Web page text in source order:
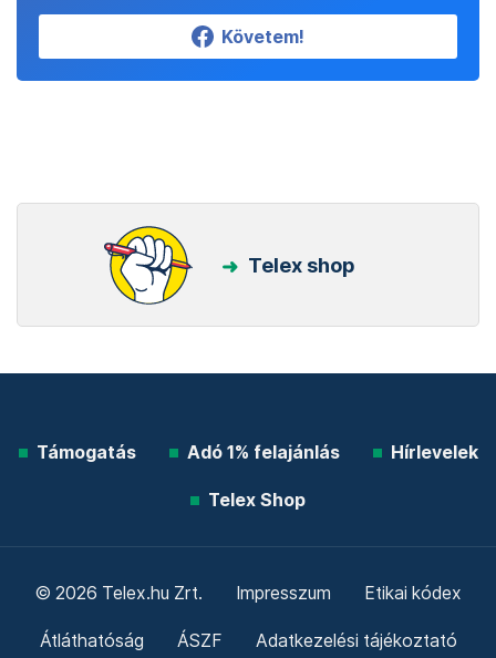
Követem!
Telex shop
Támogatás Adó 1% felajánlás Hírlevelek
Telex Shop
© 2026 Telex.hu Zrt. Impresszum Etikai kódex
Átláthatóság ÁSZF Adatkezelési tájékoztató